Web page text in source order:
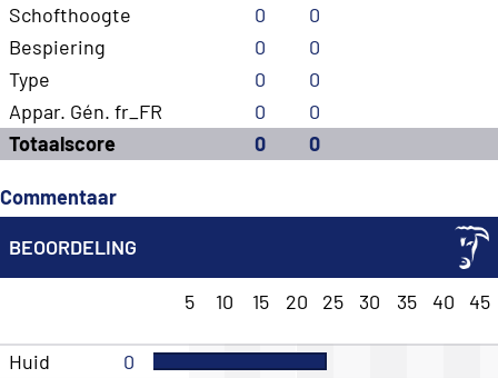
Schofthoogte 0
0
Bespiering
0
0
Type
0
0
Appar. Gén. fr_FR
0
0
Totaalscore
0 0
Commentaar
BEOORDELING
5 10 15 20 25 30 35 40 45
Huid
0